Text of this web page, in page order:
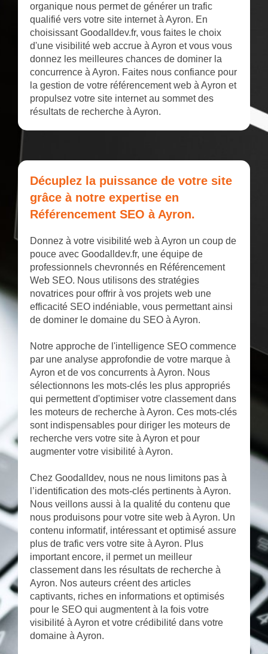
organique nous permet de générer un trafic
qualifié vers votre site internet à Ayron. En
choisissant Goodalldev.fr, vous faites le choix
d'une visibilité web accrue à Ayron et vous vous
donnez les meilleures chances de dominer la
concurrence à Ayron. Faites nous confiance pour
la gestion de votre référencement web à Ayron et
propulsez votre site internet au sommet des
résultats de recherche à Ayron.
Décuplez la puissance de votre site
grâce à notre expertise en
Référencement SEO à Ayron.
Donnez à votre visibilité web à Ayron un coup de
pouce avec Goodalldev.fr, une équipe de
professionnels chevronnés en Référencement
Web SEO. Nous utilisons des stratégies
novatrices pour offrir à vos projets web une
efficacité SEO indéniable, vous permettant ainsi
de dominer le domaine du SEO à Ayron.
Notre approche de l'intelligence SEO commence
par une analyse approfondie de votre marque à
Ayron et de vos concurrents à Ayron. Nous
sélectionnons les mots-clés les plus appropriés
qui permettent d'optimiser votre classement dans
les moteurs de recherche à Ayron. Ces mots-clés
sont indispensables pour diriger les moteurs de
recherche vers votre site à Ayron et pour
augmenter votre visibilité à Ayron.
Chez Goodalldev, nous ne nous limitons pas à
l’identification des mots-clés pertinents à Ayron.
Nous veillons aussi à la qualité du contenu que
nous produisons pour votre site web à Ayron. Un
contenu informatif, intéressant et optimisé assure
plus de trafic vers votre site à Ayron. Plus
important encore, il permet un meilleur
classement dans les résultats de recherche à
Ayron. Nos auteurs créent des articles
captivants, riches en informations et optimisés
pour le SEO qui augmentent à la fois votre
visibilité à Ayron et votre crédibilité dans votre
domaine à Ayron.